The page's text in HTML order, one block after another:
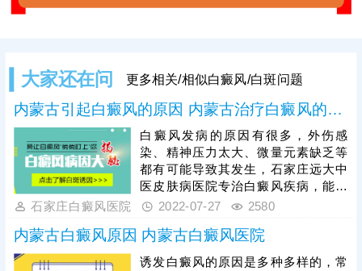
大家还在问 更多相关/相似白癜风/白斑问题
内蒙古引起白癜风的原因 内蒙古治疗白癜风的医院
白癜风发病的原因有很多，外伤感
染、精神压力太大、微量元素缺乏等
都有可能导致其发生，石家庄远大中
医皮肤病医院专治白癜风疾病，能结
合患者的病因病情制定更合适的治疗
方可了解更详细的介绍。
石家庄白癜风医院 2022-07-27 2580
内蒙古白癜风原因 内蒙古白癜风医院
诱发白癜风的原因是多种多样的，常